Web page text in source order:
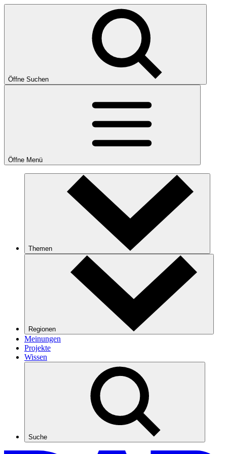
Öffne Suchen
Öffne Menü
Themen
Regionen
Meinungen
Projekte
Wissen
Suche